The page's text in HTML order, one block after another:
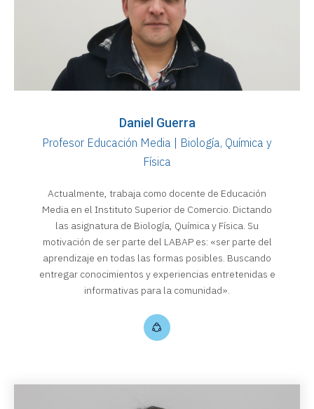
Daniel Guerra
Profesor Educación Media | Biología, Química y
Física
Actualmente, trabaja como docente de Educación
Media en el Instituto Superior de Comercio. Dictando
las asignatura de Biología, Química y Física. Su
motivación de ser parte del LABAP es: «ser parte del
aprendizaje en todas las formas posibles. Buscando
entregar conocimientos y experiencias entretenidas e
informativas para la comunidad».